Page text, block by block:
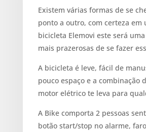
Existem várias formas de se
ponto a outro, com certeza em
bicicleta Elemovi este será
mais prazerosas de se fazer
A bicicleta é leve, fácil de
pouco espaço e a combinação
motor elétrico te leva para
A Bike comporta 2 pessoas
botão start/stop no alarme,